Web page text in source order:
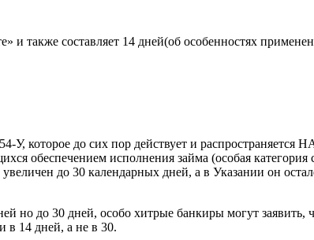
и также составляет 14 дней(об особенностях
У, которое до сих пор действует и
обеспечением исполнения займа (особая категория
до 30 календарных дней, а в Указании он
но до 30 дней, особо хитрые банкиры могут заявить,
в 14 дней, а не в 30.